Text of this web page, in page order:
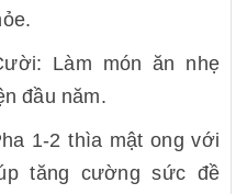
Làm món ăn nhẹ
đầu năm.
1-2 thìa mật ong với
tăng cường sức đề